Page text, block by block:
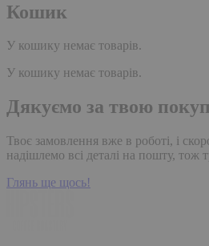
Кошик
У кошику немає товарів.
У кошику немає товарів.
Дякуємо за твою
Твоє замовлення вже в роботі, і
надішлемо всі деталі на пошту, тож
Глянь ще щось!